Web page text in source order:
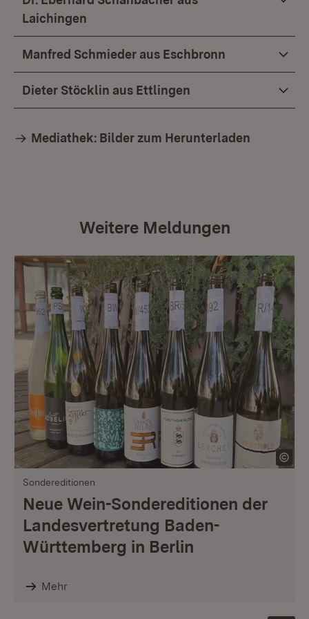
Laichingen
Manfred Schmieder aus Eschbronn
Dieter Stöcklin aus Ettlingen
Mediathek: Bilder zum Herunterladen
Weitere Meldungen
Sondereditionen
Neue Wein-Sondereditionen der
Landesvertretung Baden-
Württemberg in Berlin
Mehr